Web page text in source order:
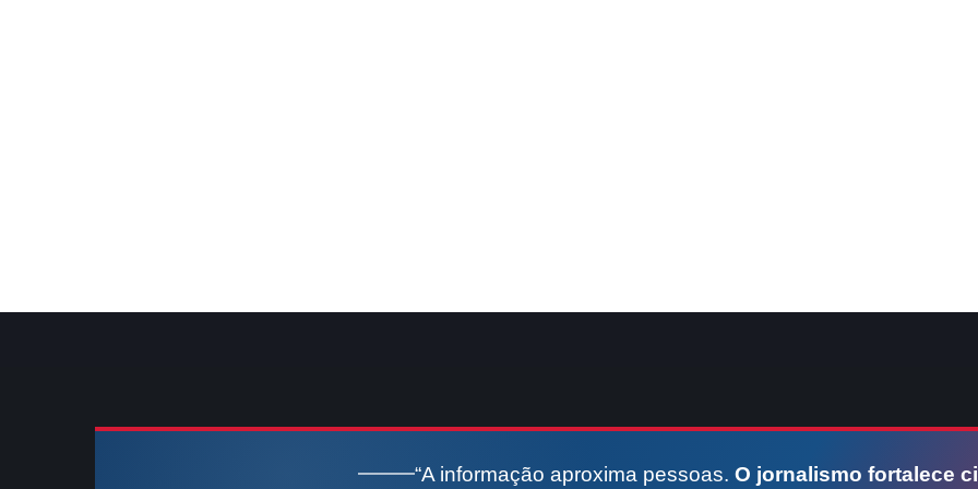
“A informação aproxima pessoas. O jornalismo fortalece